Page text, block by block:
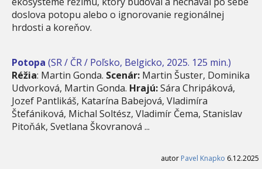
doslova potopu alebo o ignorovanie regionálnej
hrdosti a koreňov.
Potopa (SR / ČR / Poľsko, Belgicko, 2025. 125 min.)
Réžia: Martin Gonda. Scenár: Martin Šuster, Dominika
Udvorková, Martin Gonda. Hrajú:Sára Chripáková,
Jozef Pantlikáš, Katarína Babejová, Vladimíra
Štefániková, Michal Soltész, Vladimír Čema, Stanislav
Pitoňák, Svetlana Škovranová ...
autor Pavel Knapko 6.12.2025